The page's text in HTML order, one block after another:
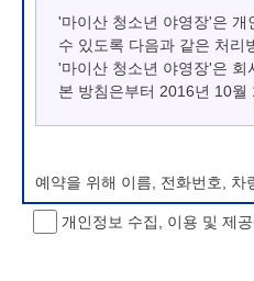
'마이산 청소년 야영장'은 개
수 있도록 다음과 같은 처리
'마이산 청소년 야영장'은
본 방침은부터 2016년 10월
예약을 위해 이름, 전화번호, 차
개인정보 처리방침 변경
개인정보 수집, 이용 및 제